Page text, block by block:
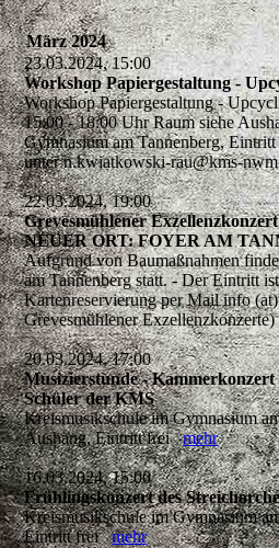
März 2024
23.03.2024, 15:00
Workshop Papiergestaltung -
Workshop Papiergestaltung -
15:00 - 18:00 Uhr Raum siehe
Gymnasium am Tannenberg,
unter n.kwiatkowski-rau@kms-
22.03.2024, 19:00
Grevesmühlener
NEUER ORT: FOYER AM
Aufgrund von Baumaßnahmen
am Tannenberg statt. - Der Eintritt
Kartenreservierung per Mail info
Grevesmühlener
20.03.2024, 17:00
Musizierstunde -
Schüler der KMS
Kreismusikschule im Gymnasium
Aushang, Eintritt freimehr
16.03.2024, 15:00
Frühlingskonzert des
Kreismusikschule im Gymnasium
Eintritt freimehr